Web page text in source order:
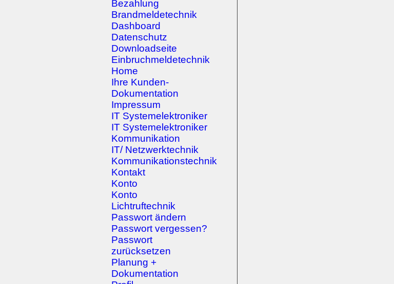
Bezahlung
Brandmeldetechnik
Dashboard
Datenschutz
Downloadseite
Einbruchmeldetechnik
Home
Ihre Kunden-
Dokumentation
Impressum
IT Systemelektroniker
IT Systemelektroniker
Kommunikation
IT/ Netzwerktechnik
Kommunikationstechnik
Kontakt
Konto
Konto
Lichtruftechnik
Passwort ändern
Passwort vergessen?
Passwort
zurücksetzen
Planung +
Dokumentation